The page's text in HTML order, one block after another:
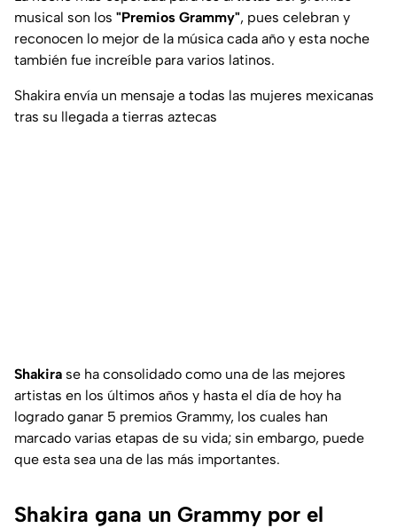
musical son los "Premios Grammy", pues celebran y
reconocen lo mejor de la música cada año y esta noche
también fue increíble para varios latinos.
Shakira envía un mensaje a todas las mujeres mexicanas
tras su llegada a tierras aztecas
Shakira se ha consolidado como una de las mejores
artistas en los últimos años y hasta el día de hoy ha
logrado ganar 5 premios Grammy, los cuales han
marcado varias etapas de su vida; sin embargo, puede
que esta sea una de las más importantes.
Shakira gana un Grammy por el